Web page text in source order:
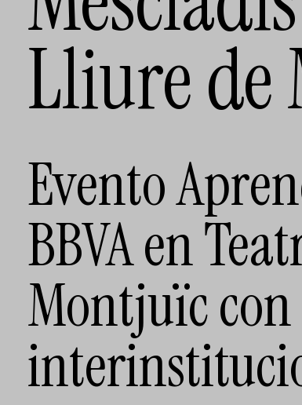
Lliure
Evento
BBVA en
Montjuïc